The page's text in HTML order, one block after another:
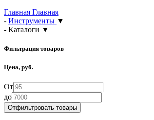
Главная Главная
- Инструменты ▼
- Каталоги ▼
Фильтрация товаров
Цена, руб.
От
до